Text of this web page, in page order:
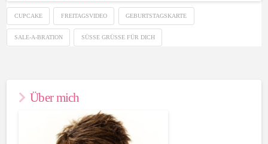
CUPCAKE FREITAGSVIDEO GEBURTSTAGSKARTE
SALE-A-BRATION SÜSSE GRÜSSE FÜR DICH
Über mich